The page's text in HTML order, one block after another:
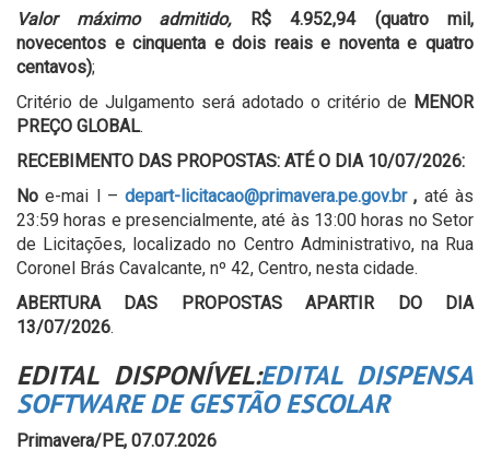
Valor máximo admitido,
R$ 4.952,94 (quatro mil,
novecentos e cinquenta e dois reais e noventa e quatro
centavos);
Critério de Julgamento será adotado o critério de MENOR
PREÇO GLOBAL.
RECEBIMENTO DAS PROPOSTAS: ATÉ O DIA 10/07/2026:
No e-mai l –depart-licitacao@primavera.pe.gov.br, até às
23:59 horas e presencialmente, até às 13:00 horas no Setor
de Licitações, localizado no Centro Administrativo, na Rua
Coronel Brás Cavalcante, nº 42, Centro, nesta cidade.
ABERTURA DAS PROPOSTAS APARTIR DO DIA
13/07/2026.
EDITAL DISPONÍVEL:EDITAL DISPENSA
SOFTWARE DE GESTÃO ESCOLAR
Primavera/PE, 07.07.2026